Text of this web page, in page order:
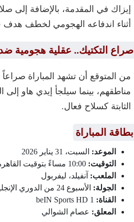
إيزاك في المقدمة، بالإضافة إلى
أثناء اندفاعه الهجومي لخطف هدف
صراع التكتيك.. عقلية هجومية
من المتوقع أن تشهد المباراة
مناطقهم، بينما سيلجأ إيدي هاو
الثابتة كسلاح فعال.
بطاقة المباراة
الموعد: السبت، 31 يناير 2026
التوقيت:
الملعب: آنفيلد، ليفربول
الجولة: الأسبوع 24 من الدوري الإنجليزي الممتاز
القناة:
المعلق: عصام الشوالي